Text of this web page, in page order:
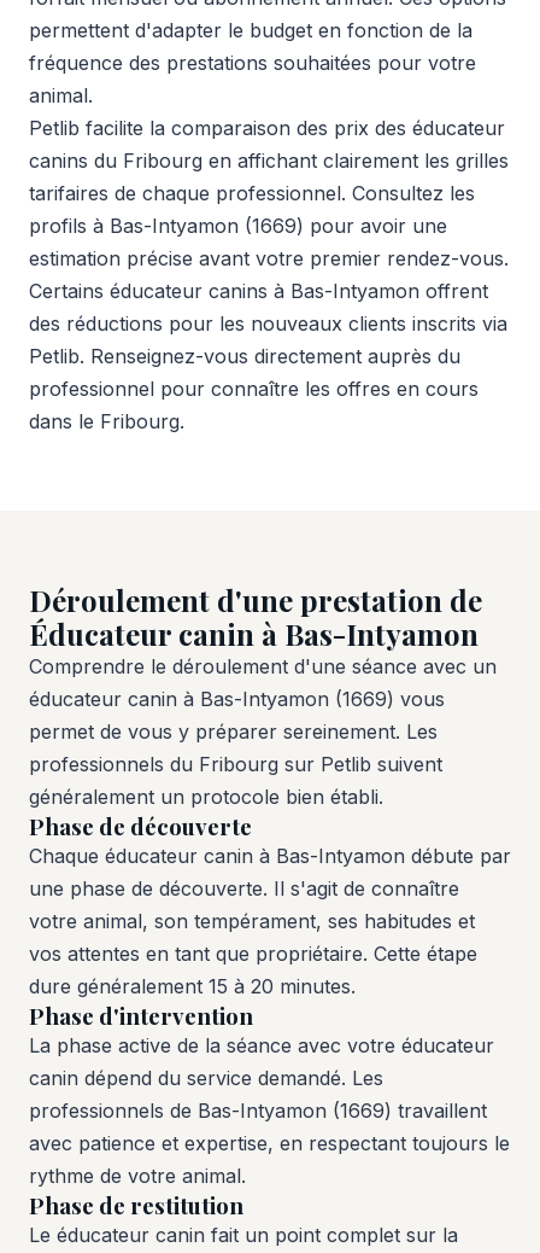
permettent d'adapter le budget en fonction de la
fréquence des prestations souhaitées pour votre
animal.
Petlib facilite la comparaison des prix des éducateur
canins du Fribourg en affichant clairement les grilles
tarifaires de chaque professionnel. Consultez les
profils à Bas-Intyamon (1669) pour avoir une
estimation précise avant votre premier rendez-vous.
Certains éducateur canins à Bas-Intyamon offrent
des réductions pour les nouveaux clients inscrits via
Petlib. Renseignez-vous directement auprès du
professionnel pour connaître les offres en cours
dans le Fribourg.
Déroulement d'une prestation de
Éducateur canin à Bas-Intyamon
Comprendre le déroulement d'une séance avec un
éducateur canin à Bas-Intyamon (1669) vous
permet de vous y préparer sereinement. Les
professionnels du Fribourg sur Petlib suivent
généralement un protocole bien établi.
Phase de découverte
Chaque éducateur canin à Bas-Intyamon débute par
une phase de découverte. Il s'agit de connaître
votre animal, son tempérament, ses habitudes et
vos attentes en tant que propriétaire. Cette étape
dure généralement 15 à 20 minutes.
Phase d'intervention
La phase active de la séance avec votre éducateur
canin dépend du service demandé. Les
professionnels de Bas-Intyamon (1669) travaillent
avec patience et expertise, en respectant toujours le
rythme de votre animal.
Phase de restitution
Le éducateur canin fait un point complet sur la